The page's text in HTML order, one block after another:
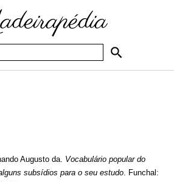
Augusto da. Vocabulário popular do
subsídios para o seu estudo. Funchal: